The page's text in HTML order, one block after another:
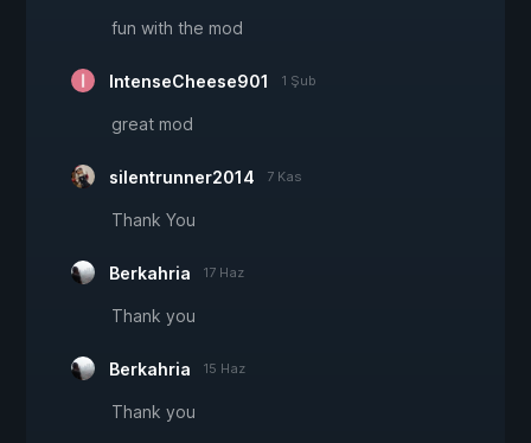
fun with the mod
IntenseCheese901 1 Şub
great mod
silentrunner2014 7 Kas
Thank You
Berkahria 17 Haz
Thank you
Berkahria 15 Haz
Thank you